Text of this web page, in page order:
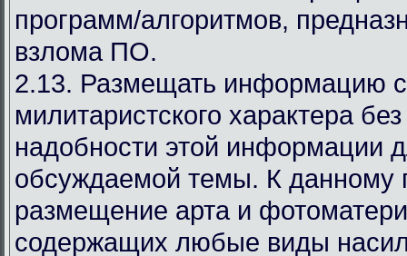
программ/алгоритмов,
взлома ПО.
2.13. Размещать информацию
милитаристского характера
надобности этой информации
обсуждаемой темы. К данному
размещение арта и
содержащих любые виды